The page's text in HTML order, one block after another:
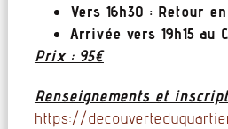
Vers 16h30 : Retour
Arrivée vers 19h15 au
Prix : 95€
Renseignements et
https://